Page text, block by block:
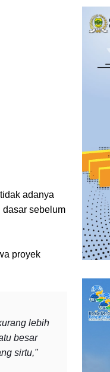
adanya
dasar sebelum
proyek
lebih
besar
sirtu,"